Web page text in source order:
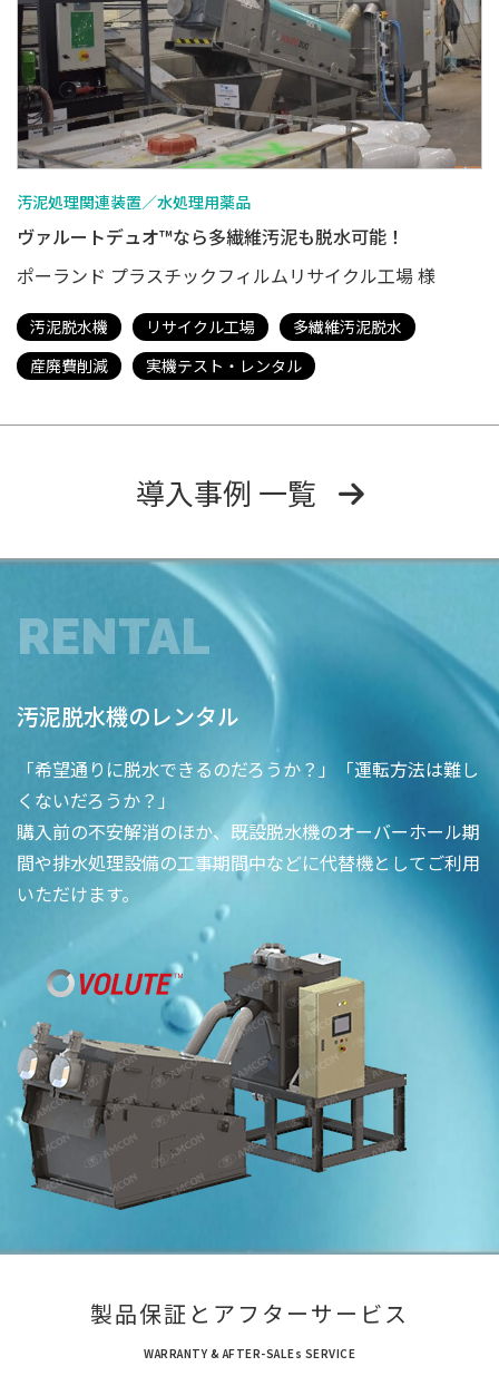
汚泥処理関連装置／水処理用薬品
ヴァルートデュオ™なら多繊維汚泥も脱水可能！
ポーランド プラスチックフィルムリサイクル工場 様
汚泥脱水機 リサイクル工場
多繊維汚泥脱水
産廃費削減
実機テスト・レンタル
導入事例 一覧
RENTAL
汚泥脱水機のレンタル
「希望通りに脱水できるのだろうか？」「運転方法は難し
くないだろうか？」
購入前の不安解消のほか、既設脱水機のオーバーホール期
間や排水処理設備の工事期間中などに代替機としてご利用
いただけます。
製品保証とアフターサービス
WARRANTY & AFTER-SALEs SERVICE